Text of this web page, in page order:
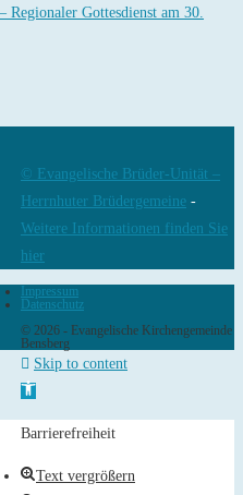
Regionaler Gottesdienst am 30.
© Evangelische Brüder-Unität –
Herrnhuter Brüdergemeine -
Weitere Informationen finden Sie
hier
Impressum
Datenschutz
© 2026 - Evangelische Kirchengemeinde
Bensberg
Skip to content
Open toolbar
Barrierefreiheit
Text vergrößern